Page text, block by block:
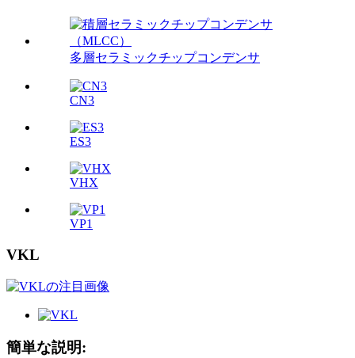
多層セラミックチップコンデンサ
CN3
ES3
VHX
VP1
VKL
簡単な説明: